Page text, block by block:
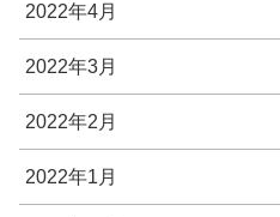
2022年4月
2022年3月
2022年2月
2022年1月